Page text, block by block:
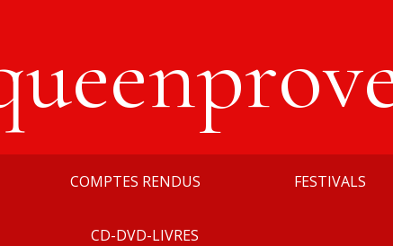
COMPTES RENDUS FESTIVALS
CD-DVD-LIVRES